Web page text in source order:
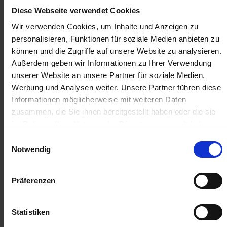
Diese Webseite verwendet Cookies
Wir verwenden Cookies, um Inhalte und Anzeigen zu
personalisieren, Funktionen für soziale Medien anbieten zu
können und die Zugriffe auf unsere Website zu analysieren.
Außerdem geben wir Informationen zu Ihrer Verwendung
unserer Website an unsere Partner für soziale Medien,
Werbung und Analysen weiter. Unsere Partner führen diese
Informationen möglicherweise mit weiteren Daten
zusammen, die Sie ihnen bereitgestellt haben oder die sie
im Rahmen Ihrer Nutzung der Dienste gesammelt haben.
Notwendig
Präferenzen
Statistiken
52,09 € / St
61,99 €
inkl. 19% MwSt.,zzgl. Versandkosten
Auf Lager
Lieferung voraussichtlichab Donnerstag, 13. August 2026
Menge
QTY_CONTROL_DECREASE
ZUR VERGLEICHSLISTE HINZUFÜGEN